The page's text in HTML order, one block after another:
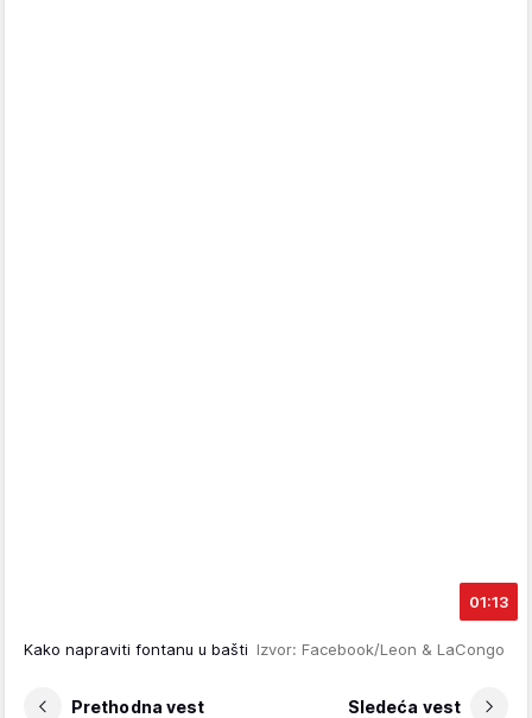
01:13
Kako napraviti fontanu u bašti Izvor: Facebook/Leon & LaCongo
Prethodna vest Sledeća vest